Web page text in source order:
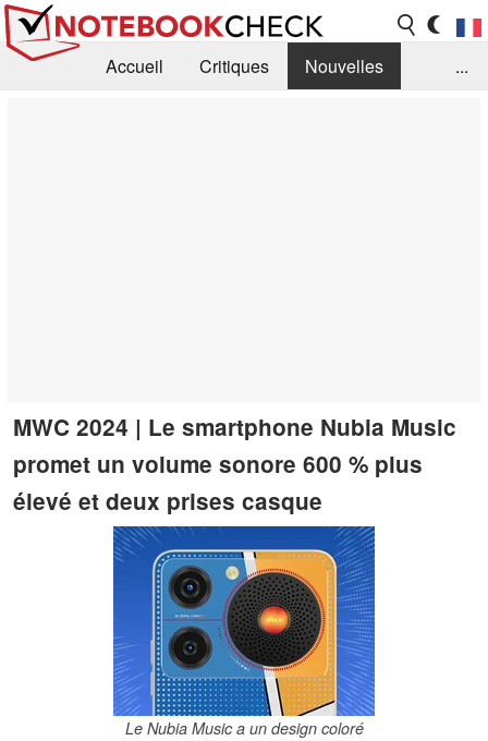
Accueil Critiques
Nouvelles
...
MWC 2024 | Le smartphone Nubia Music
promet un volume sonore 600 % plus
élevé et deux prises casque
Le Nubia Music a un design coloré